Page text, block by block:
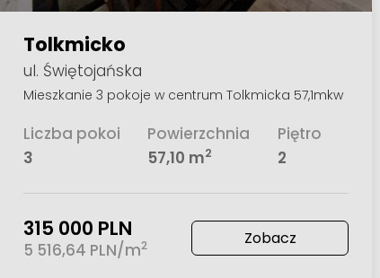
Tolkmicko
ul. Świętojańska
Mieszkanie 3 pokoje w centrum Tolkmicka 57,1mkw
Liczba pokoi
3
Powierzchnia
57,10 m2
Piętro
2
315 000 PLN
5 516,64 PLN/m2 Zobacz